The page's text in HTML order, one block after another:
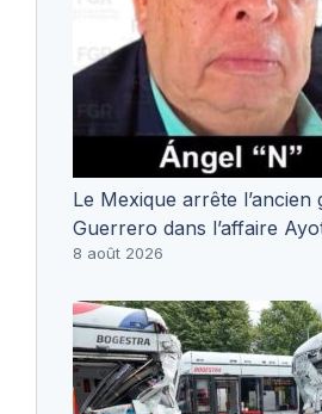
Le Mexique arrête
Guerrero dans l’affaire
8 août 2026